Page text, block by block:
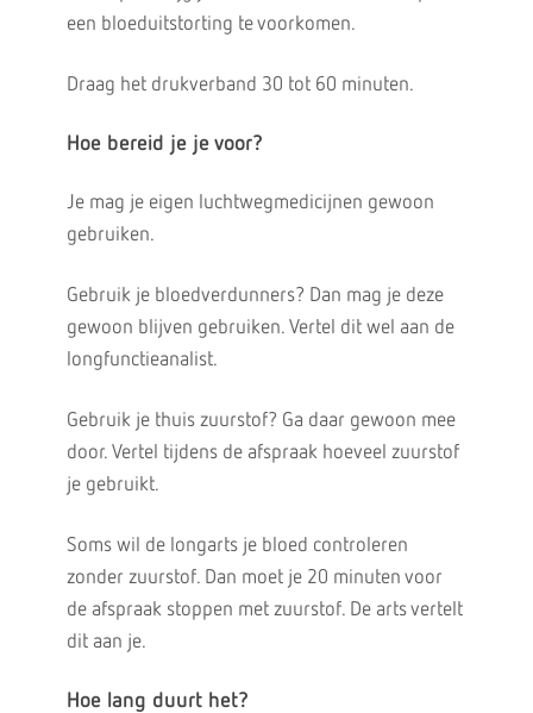
een bloeduitstorting te voorkomen.
Draag het drukverband 30 tot 60 minuten.
Hoe bereid je je voor?
Je mag je eigen luchtwegmedicijnen gewoon
gebruiken.
Gebruik je bloedverdunners? Dan mag je deze
gewoon blijven gebruiken. Vertel dit wel aan de
longfunctieanalist.
Gebruik je thuis zuurstof? Ga daar gewoon mee
door. Vertel tijdens de afspraak hoeveel zuurstof
je gebruikt.
Soms wil de longarts je bloed controleren
zonder zuurstof. Dan moet je 20 minuten voor
de afspraak stoppen met zuurstof. De arts vertelt
dit aan je.
Hoe lang duurt het?